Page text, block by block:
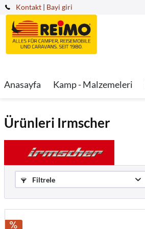
Kontakt | Bayi giri
Anasayfa Kamp - Malzemeleri
Ürünleri Irmscher
Filtrele